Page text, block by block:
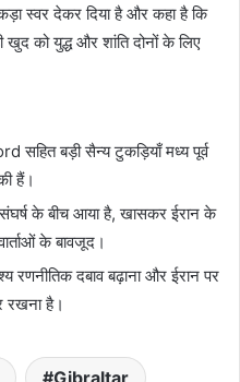
स्वर देकर दिया है और कहा है कि
खुद को युद्ध और शांति दोनों के लिए
बड़ी सैन्य टुकड़ियाँ मध्य पूर्व
हैं।
के बीच आया है, खासकर ईरान के
के बावजूद।
रणनीतिक दबाव बढ़ाना और ईरान पर
रखना है।